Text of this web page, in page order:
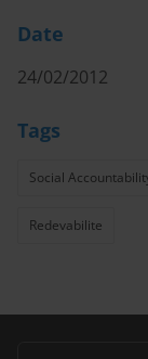
Date
24/02/2012
Tags
Social
Redevabilite